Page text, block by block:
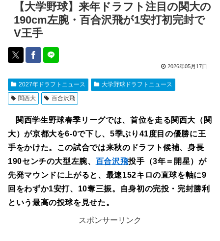
【大学野球】来年ドラフト注目の関大の
190cm左腕・百合沢飛が1安打初完封で
V王手
2026年05月17日
2027年ドラフトニュース
大学野球ドラフトニュース
関西大
百合沢飛
関西学生野球春季リーグでは、首位を走る関西大（関
大）が京都大を6-0で下し、5季ぶり41度目の優勝に王
手をかけた。この試合では来秋のドラフト候補、身長
190センチの大型左腕、 百合沢飛投手（3年＝開星）が
先発マウンドに上がると、最速152キロの直球を軸に9
回をわずか1安打、10奪三振。自身初の完投・完封勝利
という最高の投球を見せた。
スポンサーリンク